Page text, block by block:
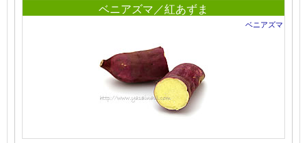
ベニアズマ／紅あずま
ベニアズマ